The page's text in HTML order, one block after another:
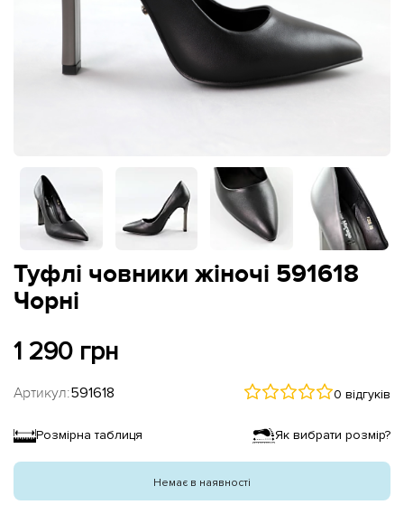
Туфлі човники жіночі 591618
Чорні
1 290 грн
Артикул:591618 0 відгуків
Розмірна таблиця Як вибрати розмір?
Немає в наявності